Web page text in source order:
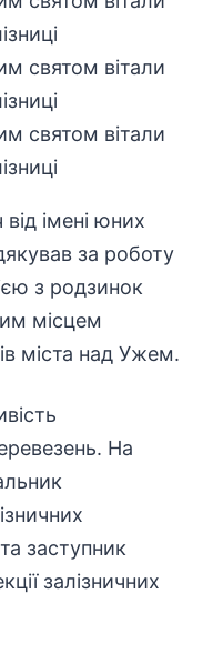
імені юних
за роботу
з родзинок
місцем
міста над Ужем.
На
заступник
залізничних